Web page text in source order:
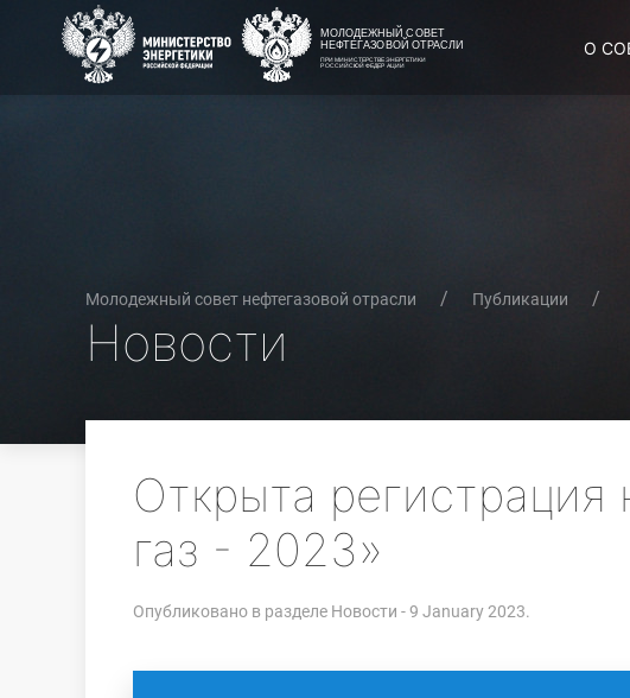
О
Молодежный совет нефтегазовой отрасли Публикации
Новости
Открыта
газ - 2023»
Опубликовано в разделе Новости - 9 January 2023.